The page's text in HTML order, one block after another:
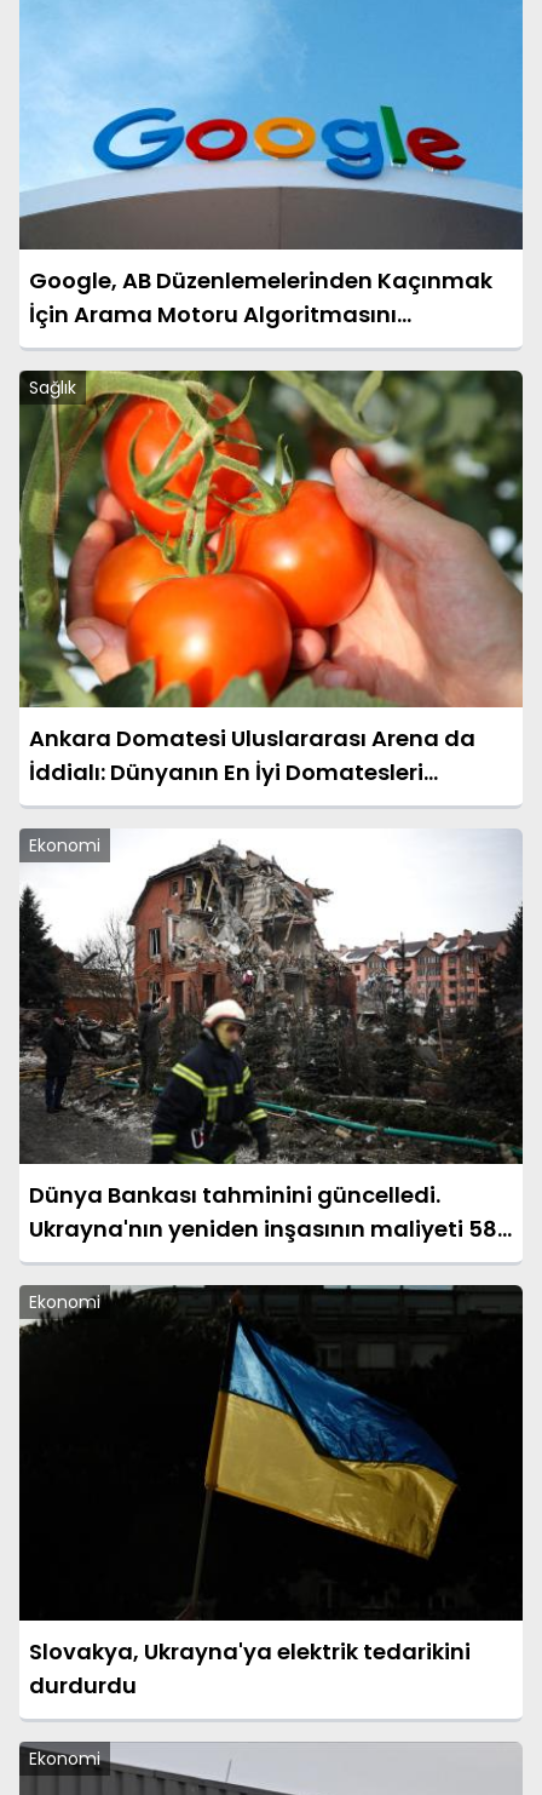
Google, AB Düzenlemelerinden Kaçınmak
İçin Arama Motoru Algoritmasını
Değiştiriyor
Sağlık
Ankara Domatesi Uluslararası Arena da
İddialı: Dünyanın En İyi Domatesleri
Arasında Yer Almaya Hazır
Ekonomi
Dünya Bankası tahminini güncelledi.
Ukrayna'nın yeniden inşasının maliyeti 588
milyar dolar
Ekonomi
Slovakya, Ukrayna'ya elektrik tedarikini
durdurdu
Ekonomi